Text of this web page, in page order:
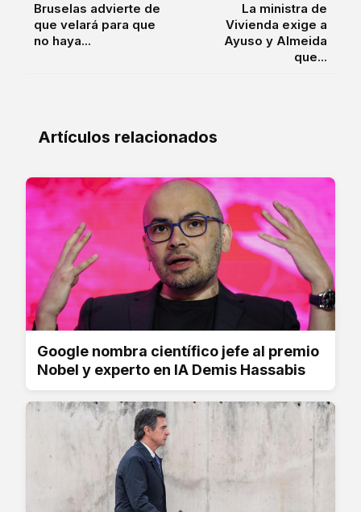
Bruselas advierte de
que velará para que
no haya...
La ministra de
Vivienda exige a
Ayuso y Almeida
que...
Artículos relacionados
Google nombra científico jefe al premio
Nobel y experto en IA Demis Hassabis